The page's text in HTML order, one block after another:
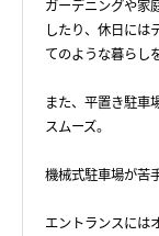
ガーデニングや家
したり、休日には
てのような暮らし
また、平置き駐車
スムーズ。
機械式駐車場が苦
エントランスには